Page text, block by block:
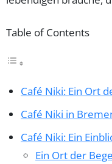
Table of Contents
Café Niki: Ein Ort
Café Niki in
Café Niki: Ein
Ein Ort der